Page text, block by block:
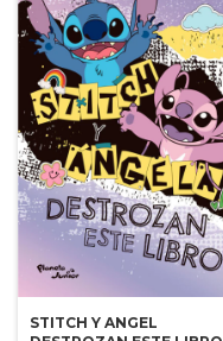
STITCH Y ANGEL